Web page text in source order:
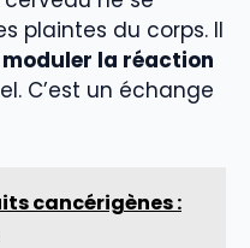
plaintes du corps. Il
la réaction
C’est un échange
cancérigènes :